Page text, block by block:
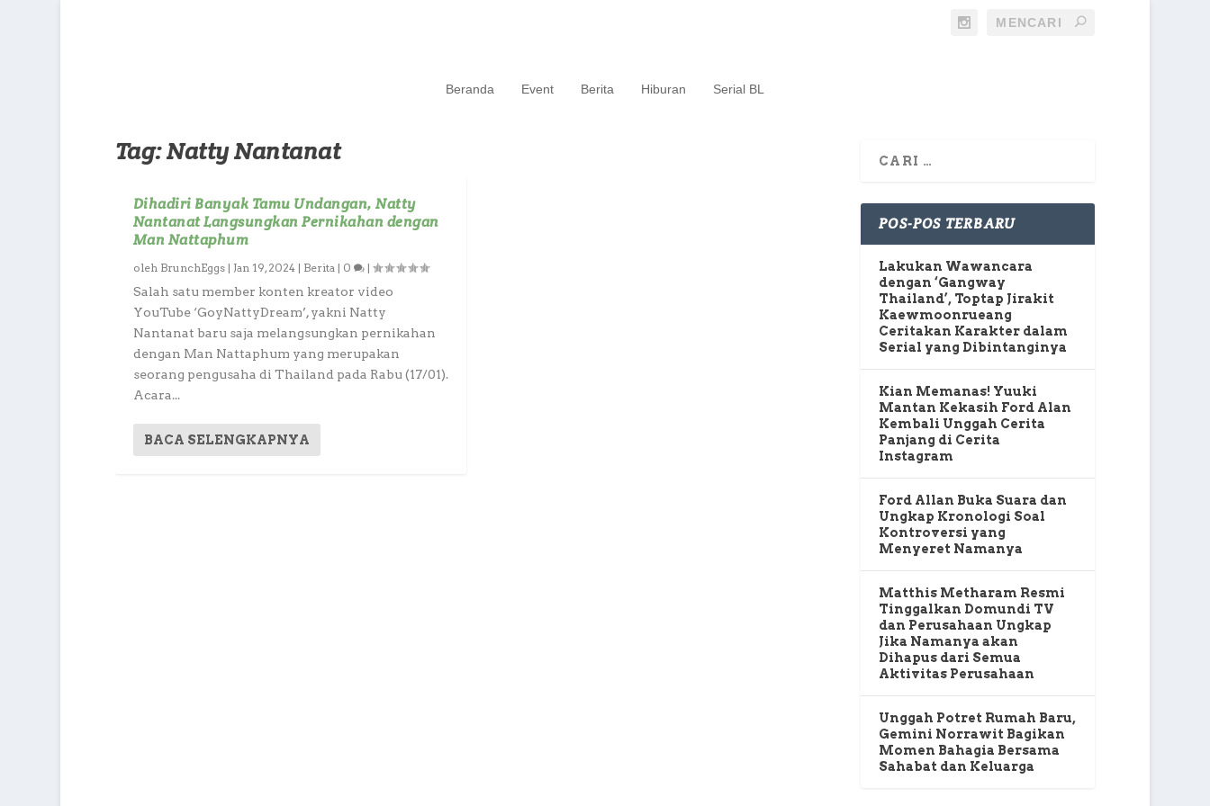
Beranda Event Berita Hiburan Serial BL
Tag:Natty Nantanat
Dihadiri Banyak Tamu Undangan, Natty
Nantanat Langsungkan Pernikahan dengan
Man Nattaphum
oleh BrunchEggs| Jan 19, 2024| Berita | 0 |
Salah satu member konten kreator video
YouTube ‘GoyNattyDream’, yakni Natty
Nantanat baru saja melangsungkan pernikahan
dengan Man Nattaphum yang merupakan
seorang pengusaha di Thailand pada Rabu (17/01).
Acara...
BACA SELENGKAPNYA
POS-POS TERBARU
Lakukan Wawancara
dengan ‘Gangway
Thailand’, Toptap Jirakit
Kaewmoonrueang
Ceritakan Karakter dalam
Serial yang Dibintanginya
Kian Memanas! Yuuki
Mantan Kekasih Ford Alan
Kembali Unggah Cerita
Panjang di Cerita
Instagram
Ford Allan Buka Suara dan
Ungkap Kronologi Soal
Kontroversi yang
Menyeret Namanya
Matthis Metharam Resmi
Tinggalkan Domundi TV
dan Perusahaan Ungkap
Jika Namanya akan
Dihapus dari Semua
Aktivitas Perusahaan
Unggah Potret Rumah Baru,
Gemini Norrawit Bagikan
Momen Bahagia Bersama
Sahabat dan Keluarga